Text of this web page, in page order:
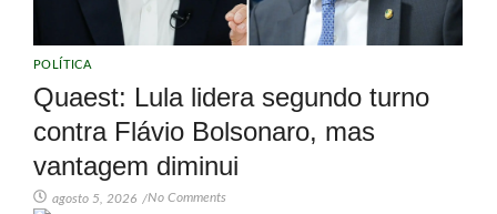
POLÍTICA
Quaest: Lula lidera segundo turno
contra Flávio Bolsonaro, mas
vantagem diminui
agosto 5, 2026 /No Comments